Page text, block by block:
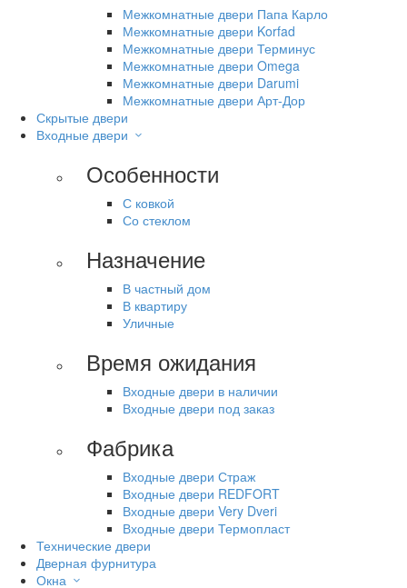
Межкомнатные двери Папа Карло
Межкомнатные двери Korfad
Межкомнатные двери Терминус
Межкомнатные двери Omega
Межкомнатные двери Darumi
Межкомнатные двери Арт-Дор
Скрытые двери
Входные двери
Особенности
С ковкой
Со стеклом
Назначение
В частный дом
В квартиру
Уличные
Время ожидания
Входные двери в наличии
Входные двери под заказ
Фабрика
Входные двери Страж
Входные двери REDFORT
Входные двери Very Dveri
Входные двери Термопласт
Технические двери
Дверная фурнитура
Окна